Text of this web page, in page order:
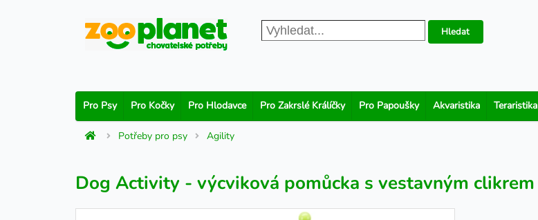
Hledat
Pro Psy Pro Kočky Pro Hlodavce Pro Zakrslé Králíčky Pro Papoušky Akvaristika Teraristika
Potřeby pro psy Agility
Dog Activity - výcviková pomůcka s vestavným clikrem